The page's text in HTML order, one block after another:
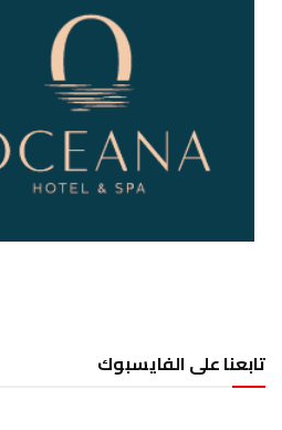
تابعنا على الفايسبوك